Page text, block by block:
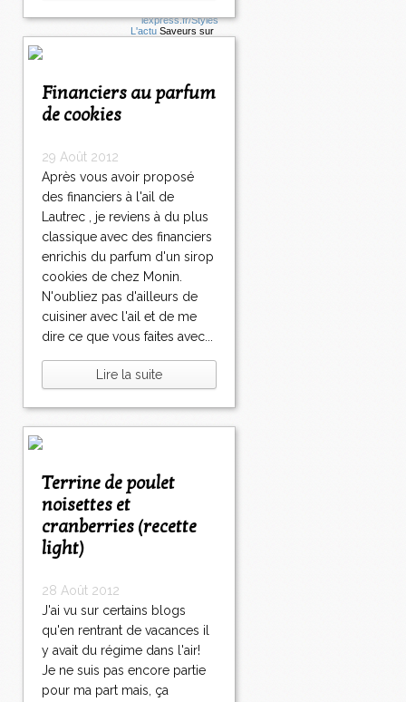
Financiers au parfum
de cookies
29 Août 2012
Après vous avoir proposé
des financiers à l'ail de
Lautrec , je reviens à du plus
classique avec des financiers
enrichis du parfum d'un sirop
cookies de chez Monin.
N'oubliez pas d'ailleurs de
cuisiner avec l'ail et de me
dire ce que vous faites avec...
Lire la suite
Terrine de poulet
noisettes et
cranberries (recette
light)
28 Août 2012
J'ai vu sur certains blogs
qu'en rentrant de vacances il
y avait du régime dans l'air!
Je ne suis pas encore partie
pour ma part mais, ça
L'actu Saveurs sur
articles récents